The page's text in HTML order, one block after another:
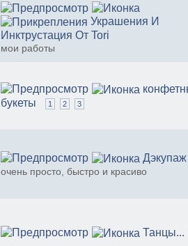
Украшения И
Инктрустация От Tori
мои работы
букеты
1 2 3
Дэкупаж
очень просто, быстро и красиво
Танцы...